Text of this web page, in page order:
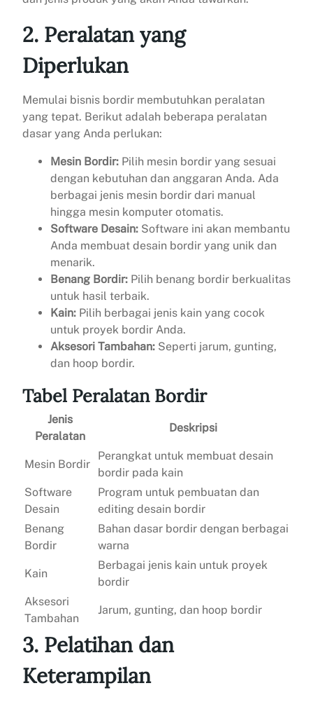
2. Peralatan yang
Diperlukan
Memulai bisnis bordir membutuhkan peralatan
yang tepat. Berikut adalah beberapa peralatan
dasar yang Anda perlukan:
Mesin Bordir: Pilih mesin bordir yang sesuai
dengan kebutuhan dan anggaran Anda. Ada
berbagai jenis mesin bordir dari manual
hingga mesin komputer otomatis.
Software Desain: Software ini akan membantu
Anda membuat desain bordir yang unik dan
menarik.
Benang Bordir: Pilih benang bordir berkualitas
untuk hasil terbaik.
Kain: Pilih berbagai jenis kain yang cocok
untuk proyek bordir Anda.
Aksesori Tambahan: Seperti jarum, gunting,
dan hoop bordir.
Tabel Peralatan Bordir
Jenis
Peralatan
Deskripsi
Mesin Bordir
Perangkat untuk membuat desain
bordir pada kain
Software
Desain
Program untuk pembuatan dan
editing desain bordir
Benang
Bordir
Bahan dasar bordir dengan berbagai
warna
Kain
Berbagai jenis kain untuk proyek
bordir
Aksesori
Tambahan
Jarum, gunting, dan hoop bordir
3. Pelatihan dan
Keterampilan